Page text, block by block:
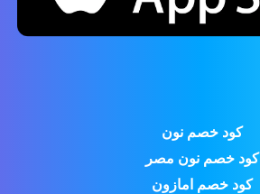
كود خصم نون
كود خصم نون مصر
كود خصم امازون